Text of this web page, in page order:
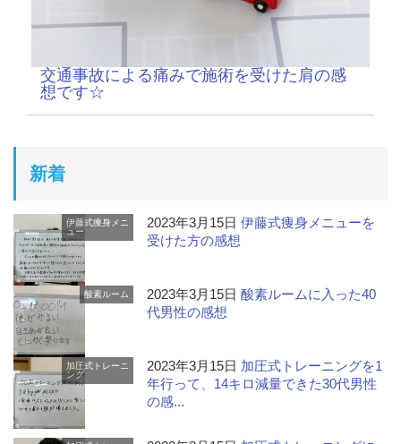
交通事故による痛みで施術を受けた肩の感
想です☆
新着
伊藤式痩身メニ
ュー
2023年3月15日伊藤式痩身メニューを
受けた方の感想
酸素ルーム 2023年3月15日酸素ルームに入った40
代男性の感想
加圧式トレーニ
ング
2023年3月15日 加圧式トレーニングを1
年行って、14キロ減量できた30代男性
の感...